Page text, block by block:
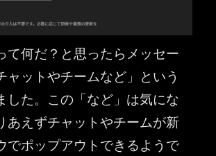
て何だ？と思ったらメッセー
ャットやチームなど」という
した。この「など」は気にな
あえずチャットやチームが新
でポップアウトできるようで